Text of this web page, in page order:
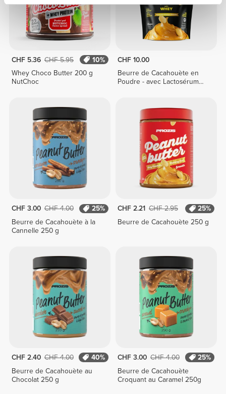
CHF 5.36 CHF 5.95
10%
Whey Choco Butter 200 g
NutChoc
CHF 10.00
Beurre de Cacahouète en
Poudre - avec Lactosérum
CHF 3.00 CHF 4.00
25%
Beurre de Cacahouète à la
Cannelle 250 g
CHF 2.21 CHF 2.95
25%
Beurre de Cacahouète 250 g
CHF 2.40 CHF 4.00
40%
Beurre de Cacahouète au
Chocolat 250 g
CHF 3.00 CHF 4.00
25%
Beurre de Cacahouète
Croquant au Caramel 250g